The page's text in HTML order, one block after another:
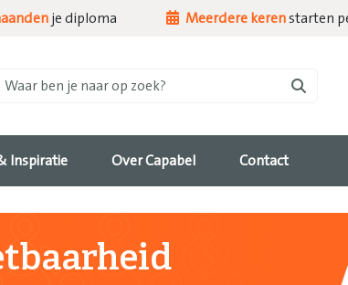
Waar ben je naar op zoek?
Inspiratie Over Capabel Contact
je diploma Meerdere kerenstarten